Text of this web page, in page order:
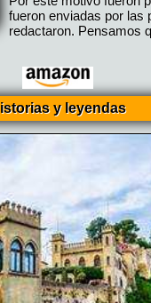
fueron enviadas por las
redactaron. Pensamos
y leyendas